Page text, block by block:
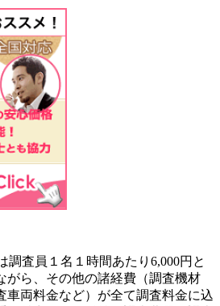
査員１名１時間あたり6,000円と
がら、その他の諸経費（調査機材
車両料金など）が全て調査料金に込